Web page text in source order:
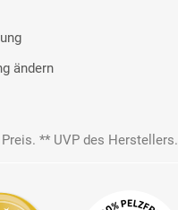
ändern
** UVP des Herstellers.